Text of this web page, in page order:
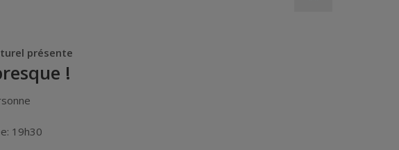
présente
!
19h30